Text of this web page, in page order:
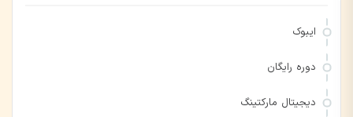
ایبوک
دوره رایگان
دیجیتال مارکتینگ